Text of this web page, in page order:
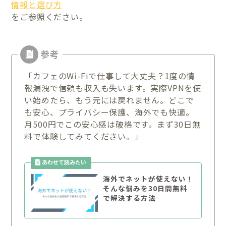
情報と選び方
をご参照ください。
「カフェのWi-Fiで仕事して大丈夫？1度の情
報漏洩で信頼も収入も失います。実際VPNを使
い始めたら、もう元には戻れません。どこで
も安心、プライバシー保護、海外でも快適。
月500円でこの安心感は破格です。まず30日無
料で体験してみてください。」
海外でネットが使えない！
そんな悩みを30日間無料
で解決する方法